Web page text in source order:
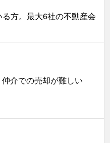
方。最大6社の不動産会
介での売却が難しい